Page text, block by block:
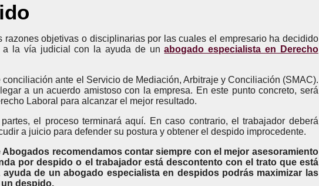
objetivas o disciplinarias por las cuales el empresario ha decidido
a la vía judicial con la ayuda de unabogado especialista en Derecho
ante el Servicio de Mediación, Arbitraje y Conciliación (SMAC).
a un acuerdo amistoso con la empresa. En este punto concreto, será
Laboral para alcanzar el mejor resultado.
el proceso terminará aquí. En caso contrario, el trabajador deberá
a juicio para defender su postura y obtener el despido improcedente.
Abogados recomendamos contar siempre con el mejor asesoramiento
por despido o el trabajador está descontento con el trato que está
de un abogado especialista en despidos podrás maximizar las
despido.